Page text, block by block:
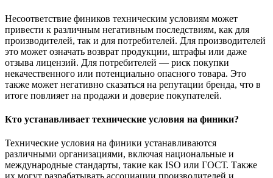
Несоответствие фиников техническим условиям может
привести к различным негативным последствиям, как для
производителей, так и для потребителей. Для производителей
это может означать возврат продукции, штрафы или даже
отзыва лицензий. Для потребителей — риск покупки
некачественного или потенциально опасного товара. Это
также может негативно сказаться на репутации бренда, что в
итоге повлияет на продажи и доверие покупателей.
Кто устанавливает технические условия на финики?
Технические условия на финики устанавливаются
различными организациями, включая национальные и
международные стандарты, такие как ISO или ГОСТ. Также